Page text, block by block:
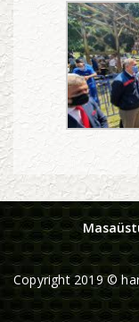
Copyright 2019 ©